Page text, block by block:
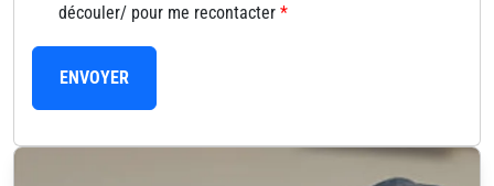
découler/ pour me recontacter *
ENVOYER